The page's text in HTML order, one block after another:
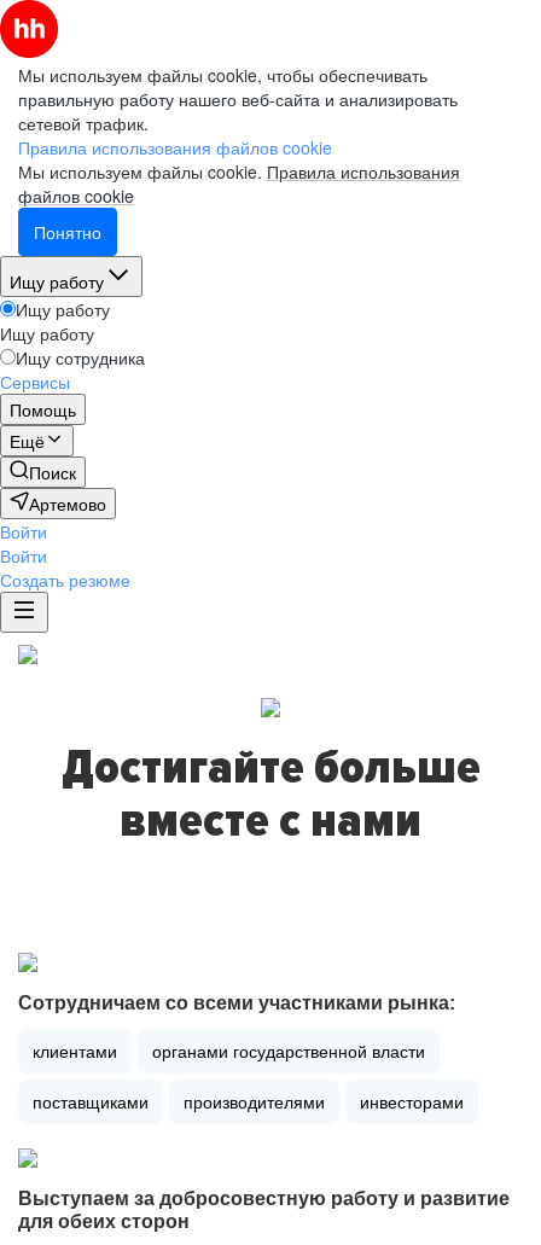
Мы используем файлы cookie, чтобы обеспечивать
правильную работу нашего веб-сайта и анализировать
сетевой трафик.
Правила использования файлов cookie
Мы используем файлы cookie. Правила использования
файлов cookie
Понятно
Ищу работу
Ищу работу
Ищу работу
Ищу сотрудника
Сервисы
Помощь
Ещё
Поиск
Артемово
Войти
Войти
Создать резюме
Достигайте больше
вместе с нами
Сотрудничаем со всеми участниками рынка:
клиентами органами государственной власти
поставщиками производителями инвесторами
Выступаем за добросовестную работу и развитие
для обеих сторон